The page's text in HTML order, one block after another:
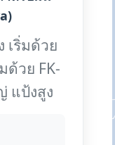
ริ่มด้วย
ด้วย FK-
แป้งสูง